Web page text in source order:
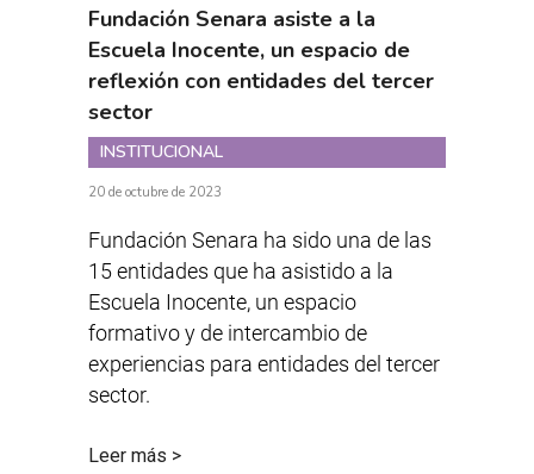
Fundación Senara asiste a la
Escuela Inocente, un espacio de
reflexión con entidades del tercer
sector
INSTITUCIONAL
20 de octubre de 2023
Fundación Senara ha sido una de las
15 entidades que ha asistido a la
Escuela Inocente, un espacio
formativo y de intercambio de
experiencias para entidades del tercer
sector.
Leer más >